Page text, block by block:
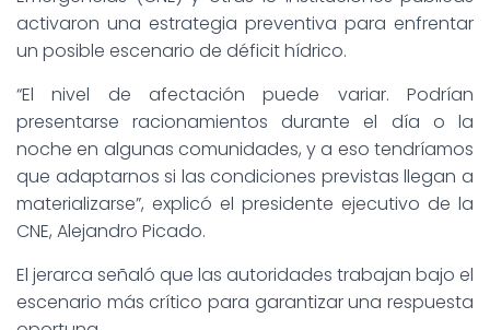
activaron una estrategia preventiva para enfrentar
un posible escenario de déficit hídrico.
“El nivel de afectación puede variar. Podrían
presentarse racionamientos durante el día o la
noche en algunas comunidades, y a eso tendríamos
que adaptarnos si las condiciones previstas llegan a
materializarse”, explicó el presidente ejecutivo de la
CNE, Alejandro Picado.
El jerarca señaló que las autoridades trabajan bajo el
escenario más crítico para garantizar una respuesta